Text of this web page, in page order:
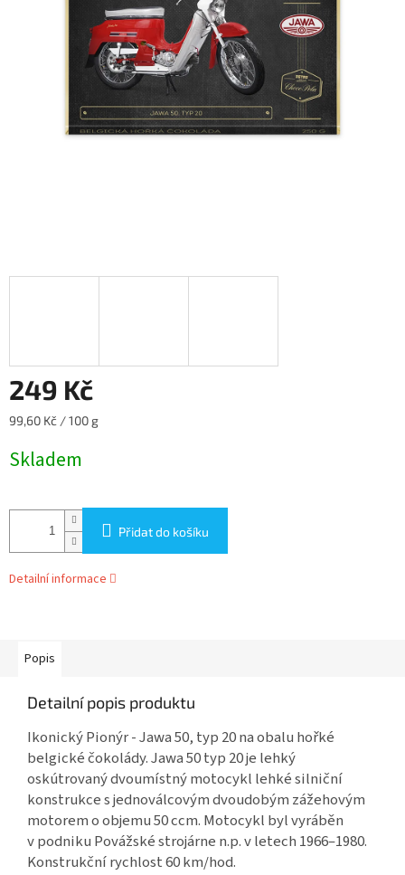
249 Kč
Měrná
99,60 Kč / 100 g
Skladem
Přidat do košíku
Detailní informace
Popis
Detailní popis produktu
Ikonický Pionýr - Jawa 50, typ 20 na obalu hořké
belgické čokolády. Jawa 50 typ 20 je lehký
oskútrovaný dvoumístný motocykl lehké silniční
konstrukce s jednoválcovým dvoudobým zážehovým
motorem o objemu 50 ccm. Motocykl byl vyráběn
v podniku Povážské strojárne n.p. v letech 1966–1980.
Konstrukční rychlost 60 km/hod.